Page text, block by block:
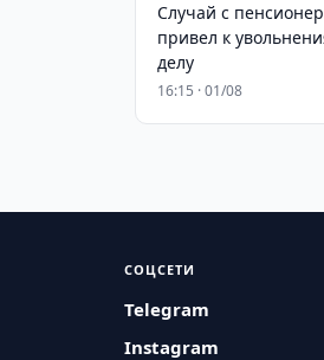
Случай с
привел к
делу
16:15 · 01/08
СОЦСЕТИ
Telegram
Instagram